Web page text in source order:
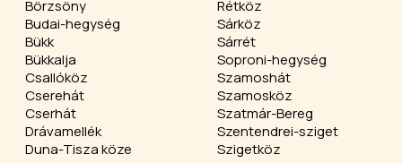
Börzsöny
Budai-hegység
Bükk
Bükkalja
Csallóköz
Cserehát
Cserhát
Drávamellék
Duna-Tisza köze
Rétköz
Sárköz
Sárrét
Soproni-hegység
Szamoshát
Szamosköz
Szatmár-Bereg
Szentendrei-sziget
Szigetköz